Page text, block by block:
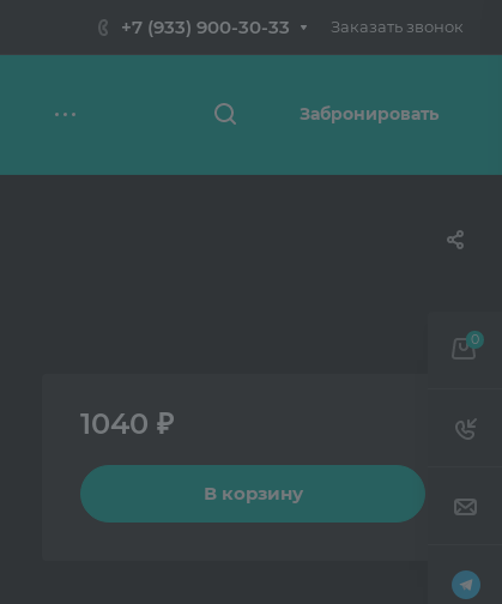
+7 (933) 900-30-33 Заказать звонок
Забронировать
1040 ₽
В корзину
0